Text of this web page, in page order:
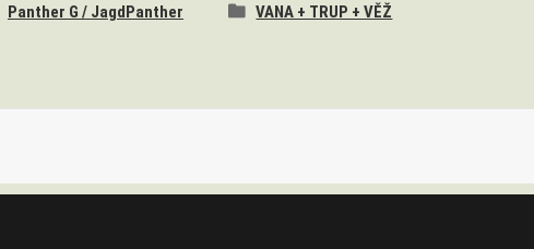
Panther G / JagdPanther VANA + TRUP + VĚŽ